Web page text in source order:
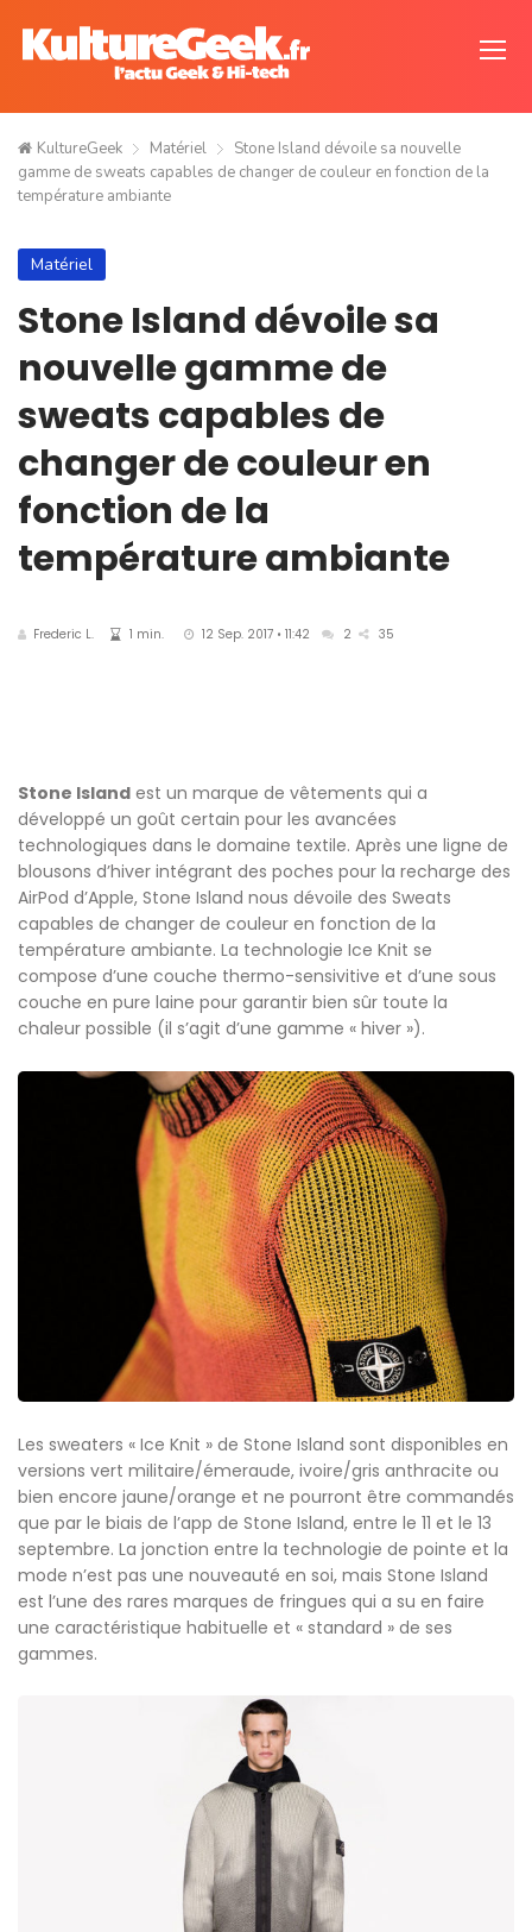
KultureGeek Matériel
Stone Island dévoile sa nouvelle
gamme de sweats capables de changer de couleur en fonction de la
température ambiante
Matériel
Stone Island dévoile sa
nouvelle gamme de
sweats capables de
changer de couleur en
fonction de la
température ambiante
Frederic L. 1 min. 12 Sep. 2017 • 11:42 2 35
Stone Island est un marque de vêtements qui a
développé un goût certain pour les avancées
technologiques dans le domaine textile. Après une ligne de
blousons d’hiver intégrant des poches pour la recharge des
AirPod d’Apple, Stone Island nous dévoile des Sweats
capables de changer de couleur en fonction de la
température ambiante. La technologie Ice Knit se
compose d’une couche thermo-sensivitive et d’une sous
couche en pure laine pour garantir bien sûr toute la
chaleur possible (il s’agit d’une gamme « hiver »).
Les sweaters « Ice Knit » de Stone Island sont disponibles en
versions vert militaire/émeraude, ivoire/gris anthracite ou
bien encore jaune/orange et ne pourront être commandés
que par le biais de l’app de Stone Island, entre le 11 et le 13
septembre. La jonction entre la technologie de pointe et la
mode n’est pas une nouveauté en soi, mais Stone Island
est l’une des rares marques de fringues qui a su en faire
une caractéristique habituelle et « standard » de ses
gammes.